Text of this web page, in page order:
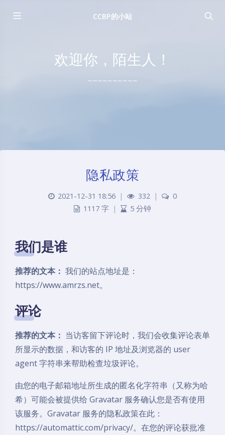
CCBP的小站
欢迎你，陌生人！
~~~~~~~~~~
隐私政策
2021-12-31 18:56 | 332 |
0
1117 字 | 5 分钟
我们是谁
推荐的文本： 我们的站点地址是：
https://www.amrzs.net。
评论
推荐的文本： 当访客留下评论时，我们会收集评论表单
所显示的数据，和访客的 IP 地址及浏览器的 user
agent 字符串来帮助检查垃圾评论。
由您的电子邮箱地址所生成的匿名化字符串（又称为哈
希）可能会被提供给 Gravatar 服务确认您是否有使用
该服务。Gravatar 服务的隐私政策在此：
https://automattic.com/privacy/。在您的评论获批准